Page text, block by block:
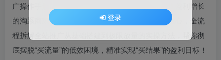
广操作手册」实战课，专为想突破流量瓶颈、实现盈利增长
的淘系商家打造，摒弃理论空谈，以经营逻辑为核心，全流
程拆解全站推广从基础搭建到极限放量的实操方法，帮你彻
底摆脱“买流量”的低效困境，精准实现“买结果”的盈利目标！
登录